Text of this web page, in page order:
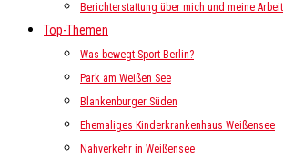
Berichterstattung über mich und meine Arbeit
Top-Themen
Was bewegt Sport-Berlin?
Park am Weißen See
Blankenburger Süden
Ehemaliges Kinderkrankenhaus Weißensee
Nahverkehr in Weißensee